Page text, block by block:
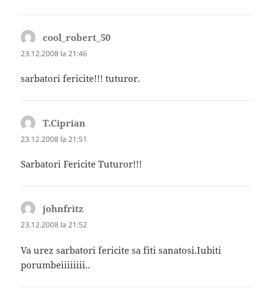
cool_robert_50
23.12.2008 la 21:46
sarbatori fericite!!! tuturor.
T.Ciprian
23.12.2008 la 21:51
Sarbatori Fericite Tuturor!!!
johnfritz
23.12.2008 la 21:52
Va urez sarbatori fericite sa fiti sanatosi.Iubiti
porumbeiiiiiiii..